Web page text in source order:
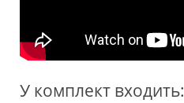
У комплект входить: